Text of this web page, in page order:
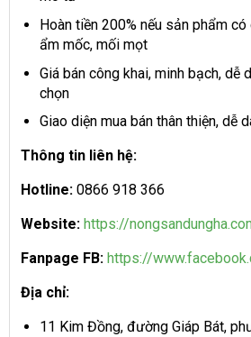
Hoàn tiền 200% nếu sản phẩm
ẩm mốc, mối mọt
Giá bán công khai, minh bạch, dễ
chọn
Giao diện mua bán thân thiện, dễ
Thông tin liên hệ:
Hotline: 0866 918 366
Website: https://
Fanpage FB: https://
Địa chỉ:
11 Kim Đồng, đường Giáp Bát,